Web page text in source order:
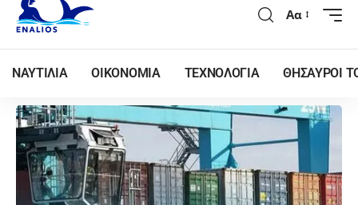
Αα
ΝΑΥΤΙΛΙΑ ΟΙΚΟΝΟΜΙΑ ΤΕΧΝΟΛΟΓΙΑ ΘΗΣΑΥΡΟΙ